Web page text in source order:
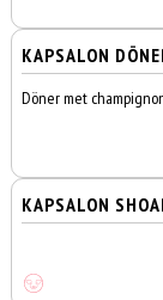
KAPSALON
Döner met
KAPSALON